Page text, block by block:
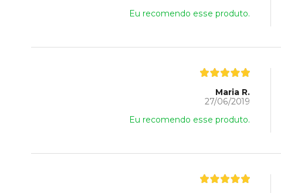
Eu recomendo esse produto.
Maria R.
27/06/2019
Eu recomendo esse produto.